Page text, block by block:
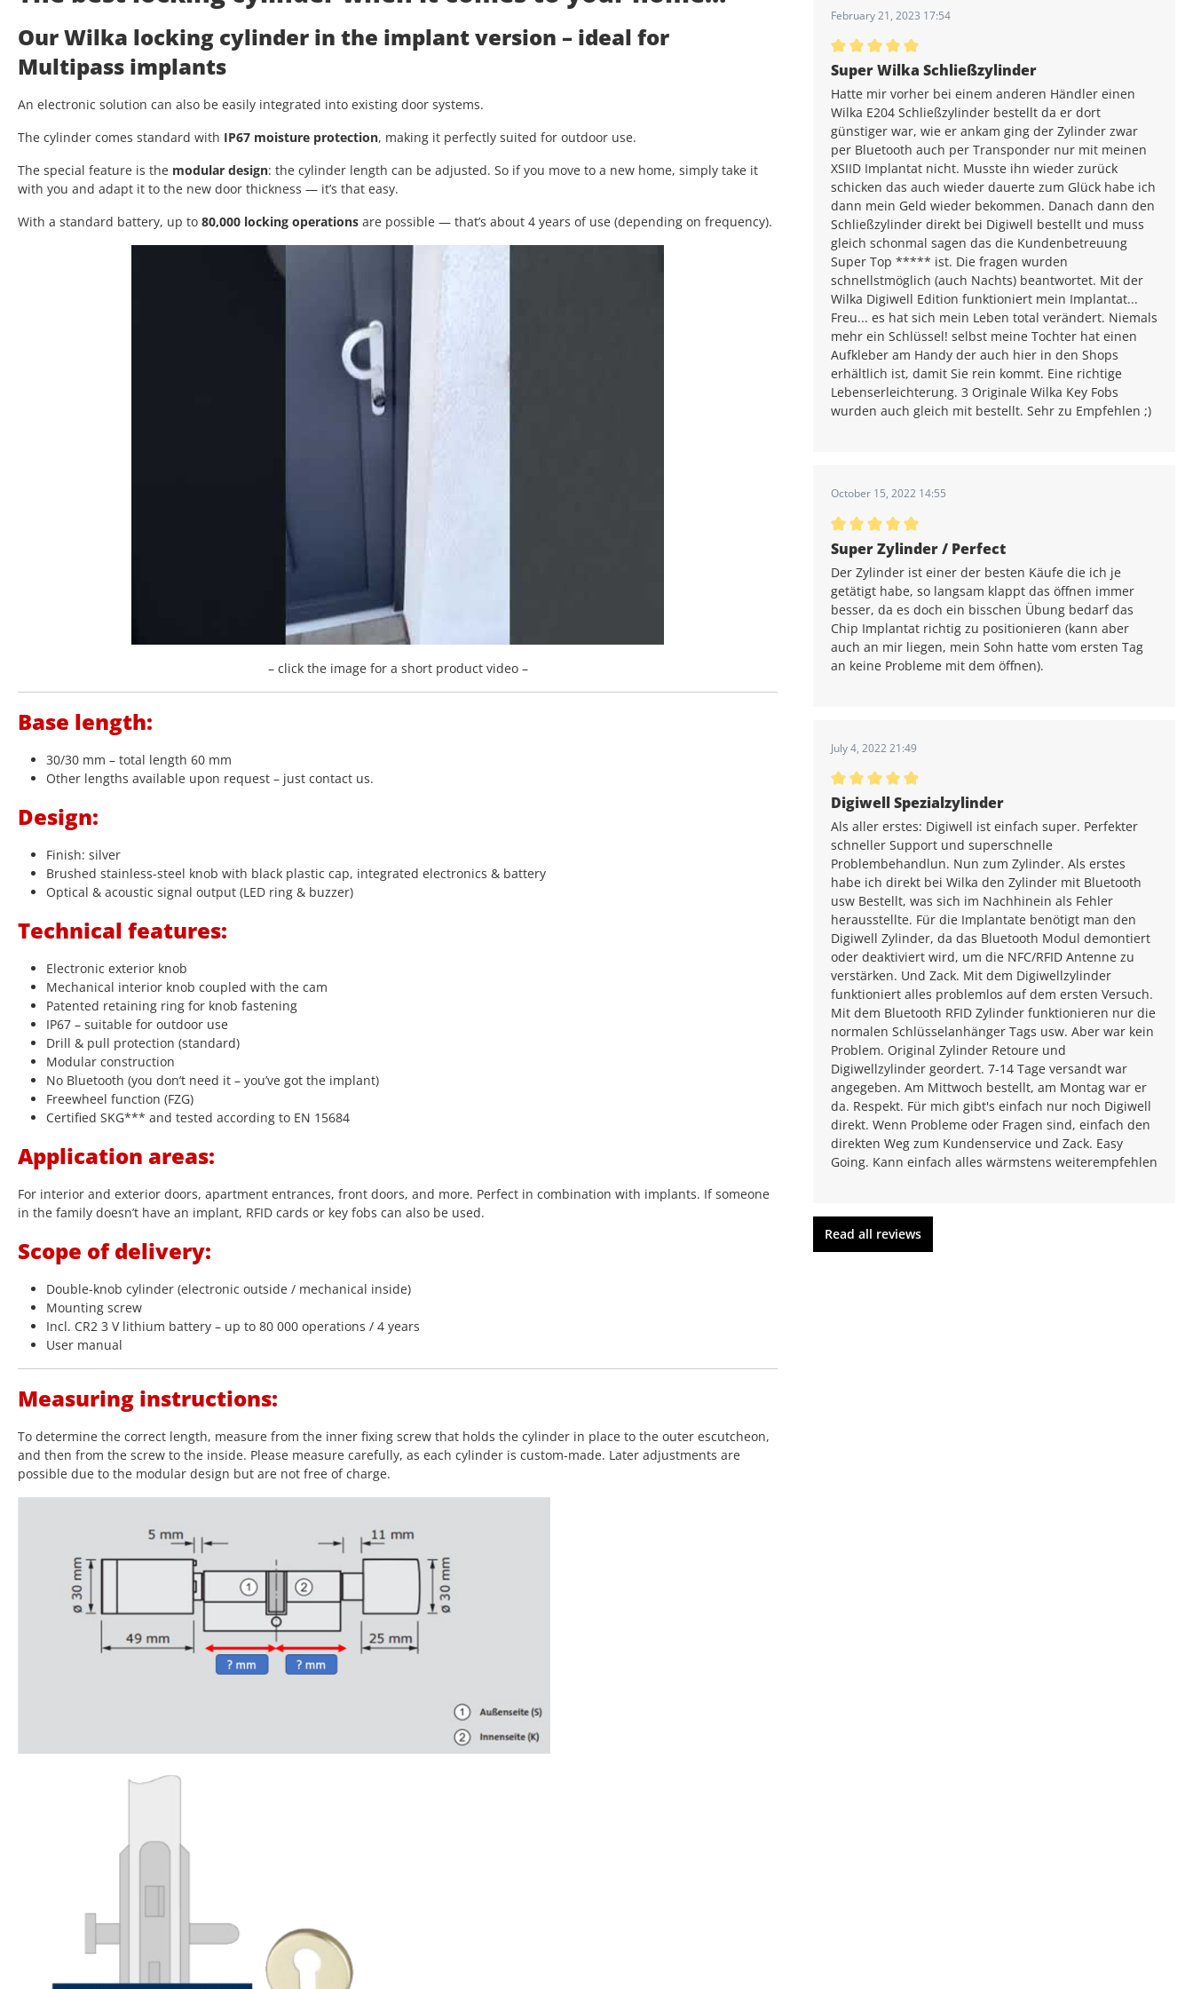
Our Wilka locking cylinder in the implant version – ideal for
Multipass implants
An electronic solution can also be easily integrated into existing door systems.
The cylinder comes standard with IP67 moisture protection, making it perfectly suited for outdoor use.
The special feature is the modular design: the cylinder length can be adjusted. So if you move to a new home, simply take it
with you and adapt it to the new door thickness — it’s that easy.
With a standard battery, up to 80,000 locking operations are possible — that’s about 4 years of use (depending on frequency).
– click the image for a short product video –
Base length:
30/30 mm – total length 60 mm
Other lengths available upon request – just contact us.
Design:
Finish: silver
Brushed stainless-steel knob with black plastic cap, integrated electronics & battery
Optical & acoustic signal output (LED ring & buzzer)
Technical features:
Electronic exterior knob
Mechanical interior knob coupled with the cam
Patented retaining ring for knob fastening
IP67 – suitable for outdoor use
Drill & pull protection (standard)
Modular construction
No Bluetooth (you don’t need it – you’ve got the implant)
Freewheel function (FZG)
Certified SKG*** and tested according to EN 15684
Application areas:
For interior and exterior doors, apartment entrances, front doors, and more. Perfect in combination with implants. If someone
in the family doesn’t have an implant, RFID cards or key fobs can also be used.
Scope of delivery:
Double-knob cylinder (electronic outside / mechanical inside)
Mounting screw
Incl. CR2 3 V lithium battery – up to 80 000 operations / 4 years
User manual
Measuring instructions:
To determine the correct length, measure from the inner fixing screw that holds the cylinder in place to the outer escutcheon,
and then from the screw to the inside. Please measure carefully, as each cylinder is custom-made. Later adjustments are
possible due to the modular design but are not free of charge.
February 21, 2023 17:54
Average rating of 5 out of 5 stars
Super Wilka Schließzylinder
Hatte mir vorher bei einem anderen Händler einen
Wilka E204 Schließzylinder bestellt da er dort
günstiger war, wie er ankam ging der Zylinder zwar
per Bluetooth auch per Transponder nur mit meinen
XSIID Implantat nicht. Musste ihn wieder zurück
schicken das auch wieder dauerte zum Glück habe ich
dann mein Geld wieder bekommen. Danach dann den
Schließzylinder direkt bei Digiwell bestellt und muss
gleich schonmal sagen das die Kundenbetreuung
Super Top ***** ist. Die fragen wurden
schnellstmöglich (auch Nachts) beantwortet. Mit der
Wilka Digiwell Edition funktioniert mein Implantat...
Freu... es hat sich mein Leben total verändert. Niemals
mehr ein Schlüssel! selbst meine Tochter hat einen
Aufkleber am Handy der auch hier in den Shops
erhältlich ist, damit Sie rein kommt. Eine richtige
Lebenserleichterung. 3 Originale Wilka Key Fobs
wurden auch gleich mit bestellt. Sehr zu Empfehlen ;)
October 15, 2022 14:55
Average rating of 5 out of 5 stars
Super Zylinder / Perfect
Der Zylinder ist einer der besten Käufe die ich je
getätigt habe, so langsam klappt das öffnen immer
besser, da es doch ein bisschen Übung bedarf das
Chip Implantat richtig zu positionieren (kann aber
auch an mir liegen, mein Sohn hatte vom ersten Tag
an keine Probleme mit dem öffnen).
July 4, 2022 21:49
Average rating of 5 out of 5 stars
Digiwell Spezialzylinder
Als aller erstes: Digiwell ist einfach super. Perfekter
schneller Support und superschnelle
Problembehandlun. Nun zum Zylinder. Als erstes
habe ich direkt bei Wilka den Zylinder mit Bluetooth
usw Bestellt, was sich im Nachhinein als Fehler
herausstellte. Für die Implantate benötigt man den
Digiwell Zylinder, da das Bluetooth Modul demontiert
oder deaktiviert wird, um die NFC/RFID Antenne zu
verstärken. Und Zack. Mit dem Digiwellzylinder
funktioniert alles problemlos auf dem ersten Versuch.
Mit dem Bluetooth RFID Zylinder funktionieren nur die
normalen Schlüsselanhänger Tags usw. Aber war kein
Problem. Original Zylinder Retoure und
Digiwellzylinder geordert. 7-14 Tage versandt war
angegeben. Am Mittwoch bestellt, am Montag war er
da. Respekt. Für mich gibt's einfach nur noch Digiwell
direkt. Wenn Probleme oder Fragen sind, einfach den
direkten Weg zum Kundenservice und Zack. Easy
Going. Kann einfach alles wärmstens weiterempfehlen
Read all reviews